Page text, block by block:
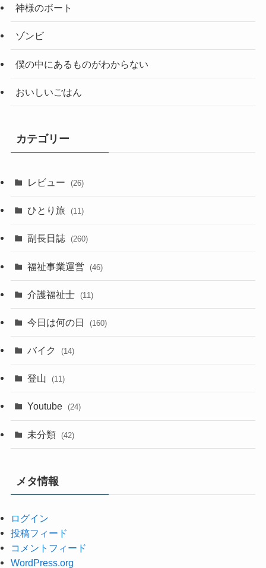
神様のボート
ゾンビ
僕の中にあるものがわからない
おいしいごはん
カテゴリー
レビュー (26)
ひとり旅 (11)
副長日誌 (260)
福祉事業運営 (46)
介護福祉士 (11)
今日は何の日 (160)
バイク (14)
登山 (11)
Youtube (24)
未分類 (42)
メタ情報
ログイン
投稿フィード
コメントフィード
WordPress.org